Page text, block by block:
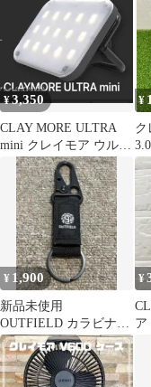
¥3,350
CLAY MORE ULTRA
mini クレイモア ウルト
ラミニ
¥
ク
タ
¥ 1,900
新品未使用
OUTFIELD カラビナス
トラップ
¥
ア